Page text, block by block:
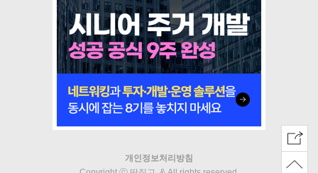
개인정보처리방침